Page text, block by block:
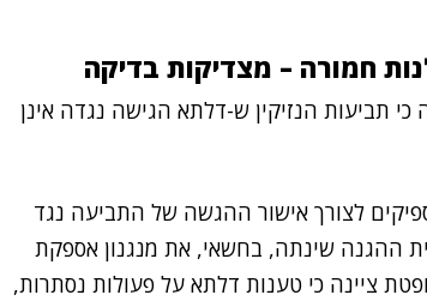
חמורה – מצדיקות בדיקה
תביעות הנזיקין ש-דלתא הגישה נגדה אינן
לצורך אישור ההגשה של התביעה נגד
ההגנה שינתה, בחשאי, את מנגנון אספקת
ציינה כי טענות דלתא על פעולות נסתרות,